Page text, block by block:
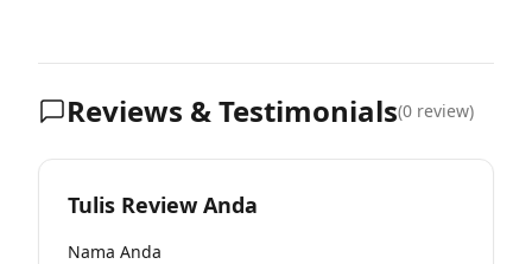
Reviews & Testimonials(0 review)
Tulis Review Anda
Nama Anda